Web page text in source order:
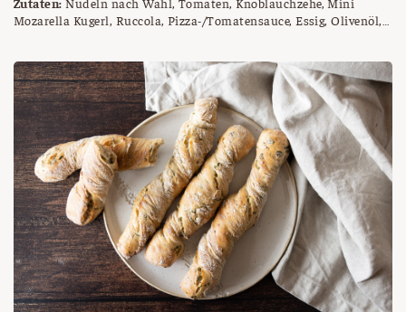
Mozarella Kugerl, Ruccola, Pizza-/Tomatensauce, Essig, Olivenöl,